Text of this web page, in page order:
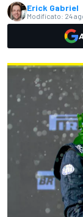
Erick Gabriel
Modificato: 24